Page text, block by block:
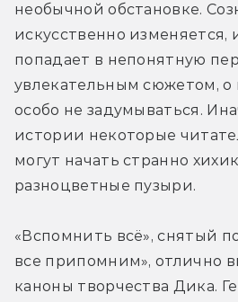
необычной обстановке.
искусственно изменяется,
попадает в непонятную
увлекательным сюжетом, о
особо не задумываться.
истории некоторые
могут начать странно
разноцветные пузыри.
«Вспомнить всё», снятый
все припомним», отлично
каноны творчества Дика.